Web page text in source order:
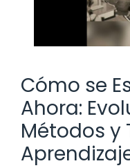
Cómo se
Ahora:
Métodos y